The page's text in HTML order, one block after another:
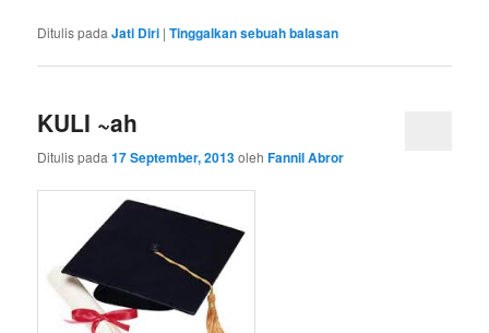
Ditulis pada Jati Diri |Tinggalkan sebuah balasan
KULI ~ah
Ditulis pada17 September, 2013olehFannil Abror